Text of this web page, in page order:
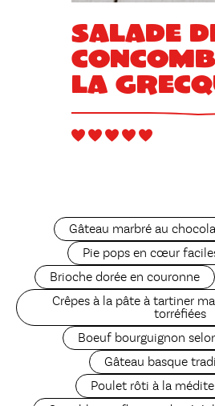
Salade
la
Gâteau marbré au
Pie pops en cœur
Brioche dorée en couronne
Crêpes à la pâte à tartiner
torréfiées
Boeuf bourguignon
Gâteau basque
Poulet rôti à la